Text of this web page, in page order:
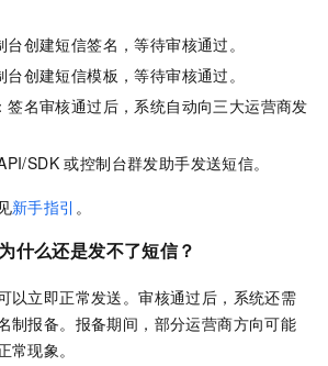
台创建短信签名，等待审核通过。
台创建短信模板，等待审核通过。
：签名审核通过后，系统自动向三大运营商发
SDK 或控制台群发助手发送短信。
新手指引 。
什么还是发不了短信？
以立即正常发送。审核通过后，系统还需
制报备。报备期间，部分运营商方向可能
现象。